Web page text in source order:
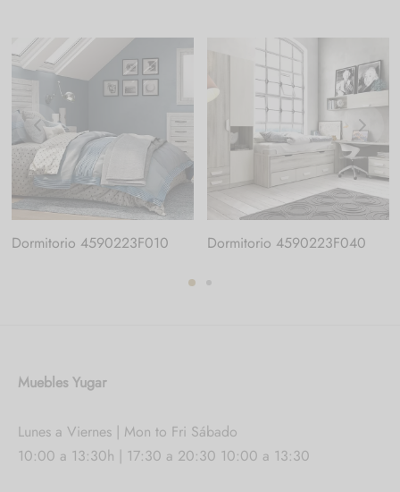
Dormitorio 4590223F010 Dormitorio 4590223F040
Muebles Yugar
Lunes a Viernes | Mon to Fri Sábado
10:00 a 13:30h | 17:30 a 20:30 10:00 a 13:30